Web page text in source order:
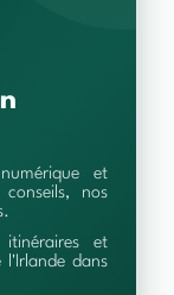
et
nos
et
l'Irlande dans